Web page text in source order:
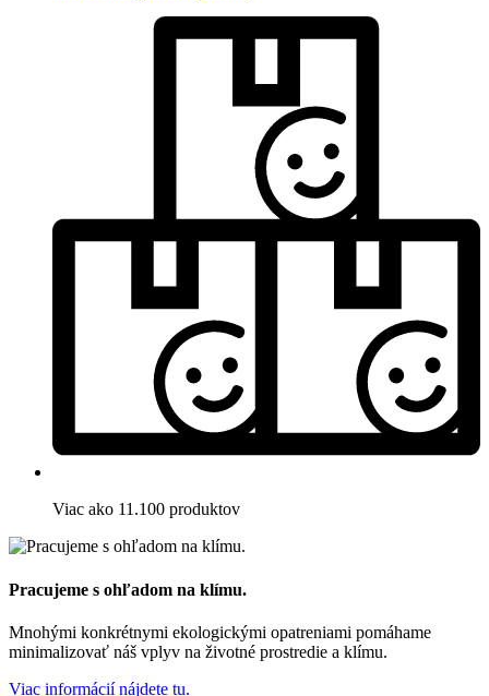
Viac ako 11.100 produktov
Pracujeme s ohľadom na klímu.
Mnohými konkrétnymi ekologickými opatreniami pomáhame
minimalizovať náš vplyv na životné prostredie a klímu.
Viac informácií nájdete tu.